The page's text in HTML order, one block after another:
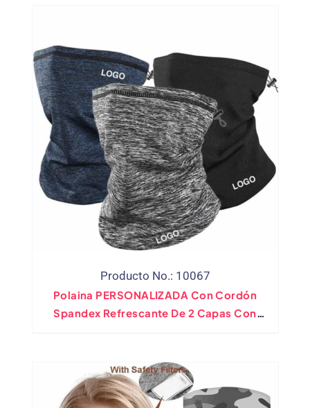
Producto No.: 10067
Polaina PERSONALIZADA Con Cordón
Spandex Refrescante De 2 Capas Con